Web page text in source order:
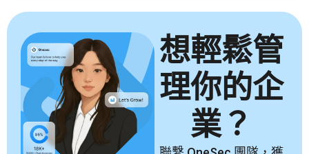
想輕鬆管
理你的企
業？